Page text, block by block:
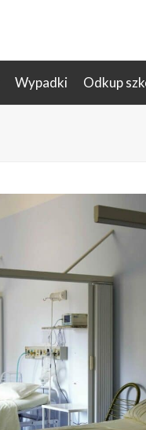
Wypadki Odkup